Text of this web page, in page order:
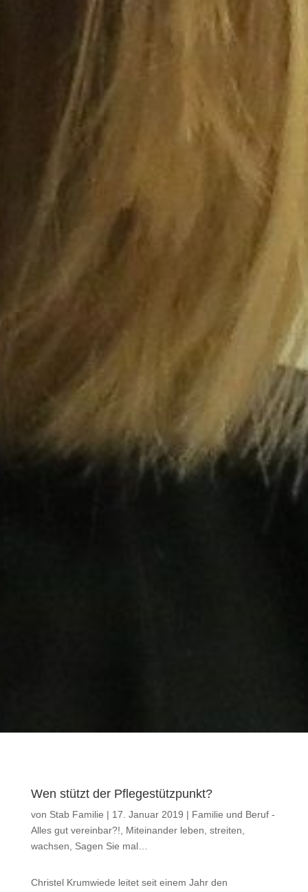
Wen stützt der Pflegestützpunkt?
von Stab Familie | 17. Januar 2019 | Familie und Beruf -
Alles gut vereinbar?!, Miteinander leben, streiten,
wachsen, Sagen Sie mal…
Christel Krumwiede leitet seit einem Jahr den